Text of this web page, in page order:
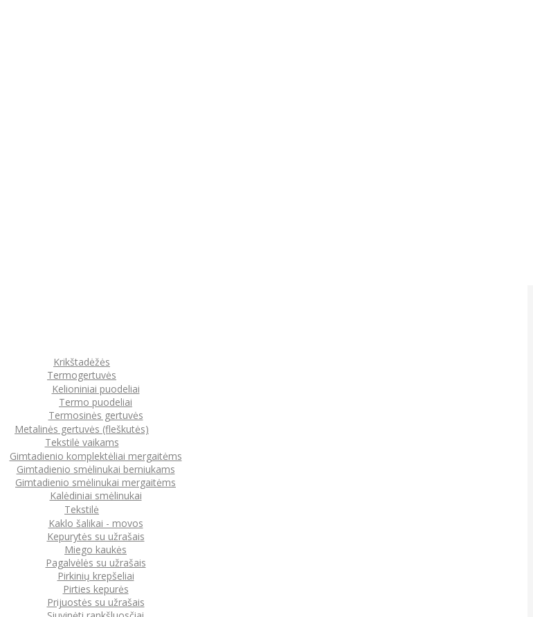
Krikštadėžės
Termogertuvės
Kelioniniai puodeliai
Termo puodeliai
Termosinės gertuvės
Metalinės gertuvės (fleškutės)
Tekstilė vaikams
Gimtadienio komplektėliai mergaitėms
Gimtadienio smėlinukai berniukams
Gimtadienio smėlinukai mergaitėms
Kalėdiniai smėlinukai
Tekstilė
Kaklo šalikai - movos
Kepurytės su užrašais
Miego kaukės
Pagalvėlės su užrašais
Pirkinių krepšeliai
Pirties kepurės
Prijuostės su užrašais